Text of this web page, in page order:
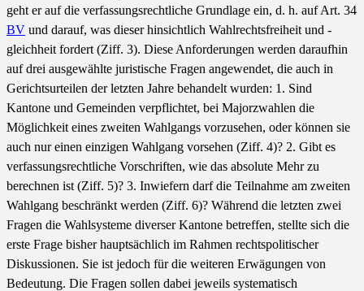
geht er auf die verfassungsrechtliche Grundlage ein, d. h. auf Art. 34
BV und darauf, was dieser hinsichtlich Wahlrechtsfreiheit und -
gleichheit fordert (Ziff. 3). Diese Anforderungen werden daraufhin
auf drei ausgewählte juristische Fragen angewendet, die auch in
Gerichtsurteilen der letzten Jahre behandelt wurden: 1. Sind
Kantone und Gemeinden verpflichtet, bei Majorzwahlen die
Möglichkeit eines zweiten Wahlgangs vorzusehen, oder können sie
auch nur einen einzigen Wahlgang vorsehen (Ziff. 4)? 2. Gibt es
verfassungsrechtliche Vorschriften, wie das absolute Mehr zu
berechnen ist (Ziff. 5)? 3. Inwiefern darf die Teilnahme am zweiten
Wahlgang beschränkt werden (Ziff. 6)? Während die letzten zwei
Fragen die Wahlsysteme diverser Kantone betreffen, stellte sich die
erste Frage bisher hauptsächlich im Rahmen rechtspolitischer
Diskussionen. Sie ist jedoch für die weiteren Erwägungen von
Bedeutung. Die Fragen sollen dabei jeweils systematisch